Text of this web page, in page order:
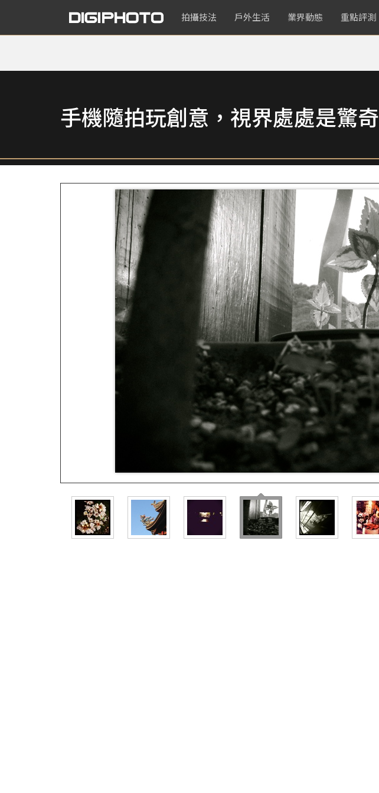
拍攝技法 戶外生活 業界動態 重點評測
手機隨拍玩創意，視界處處是驚奇